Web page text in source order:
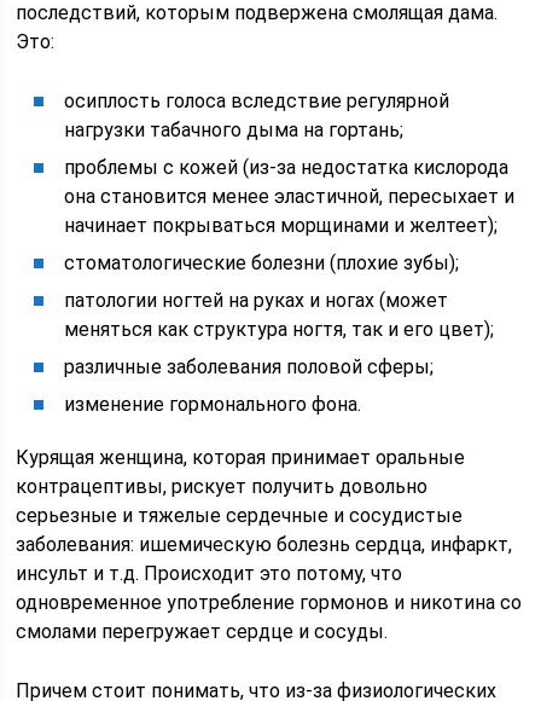
последствий, которым подвержена смолящая дама.
Это:
осиплость голоса вследствие регулярной
нагрузки табачного дыма на гортань;
проблемы с кожей (из-за недостатка кислорода
она становится менее эластичной, пересыхает и
начинает покрываться морщинами и желтеет);
стоматологические болезни (плохие зубы);
патологии ногтей на руках и ногах (может
меняться как структура ногтя, так и его цвет);
различные заболевания половой сферы;
изменение гормонального фона.
Курящая женщина, которая принимает оральные
контрацептивы, рискует получить довольно
серьезные и тяжелые сердечные и сосудистые
заболевания: ишемическую болезнь сердца, инфаркт,
инсульт и т.д. Происходит это потому, что
одновременное употребление гормонов и никотина со
смолами перегружает сердце и сосуды.
Причем стоит понимать, что из-за физиологических